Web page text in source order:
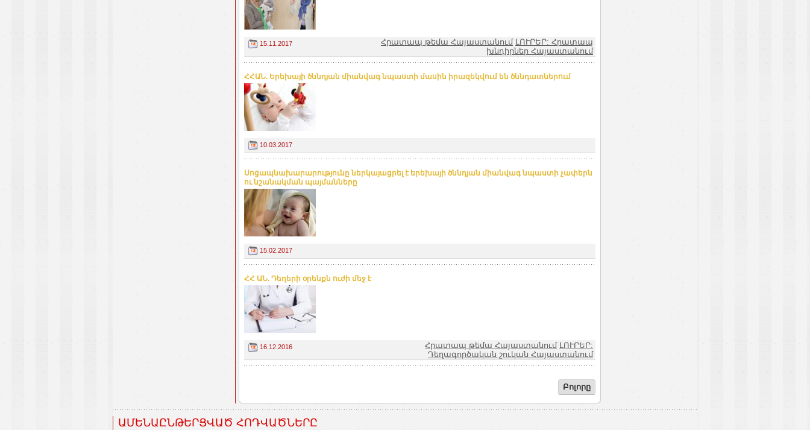
15.11.2017 Հրատապ թեմա Հայաստանում ԼՈՒՐԵՐ: Հրատապ
խնդիրներ Հայաստանում
ՀՀԱՆ. Երեխայի ծննդյան միանվագ նպաստի մասին իրազեկվում են ծննդատներում
10.03.2017
Սոցապնախարարությունը ներկայացրել է երեխայի ծննդյան միանվագ նպաստի չափերն
ու նշանակման պայմանները
15.02.2017
ՀՀ ԱՆ. Դեղերի օրենքն ուժի մեջ է
16.12.2016 Հրատապ թեմա Հայաստանում ԼՈՒՐԵՐ:
Դեղագործական շուկան Հայաստանում
Բոլորը
ԱՄԵՆԱԸՆԹԵՐՑՎԱԾ ՀՈԴՎԱԾՆԵՐԸ